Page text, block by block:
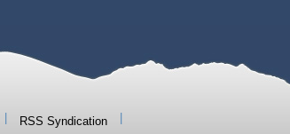
RSS Syndication